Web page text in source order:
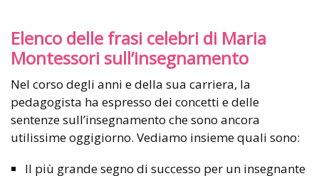
Elenco delle frasi celebri di Maria
Montessori sull’insegnamento
Nel corso degli anni e della sua carriera, la
pedagogista ha espresso dei concetti e delle
sentenze sull’insegnamento che sono ancora
utilissime oggigiorno. Vediamo insieme quali sono:
Il più grande segno di successo per un insegnante